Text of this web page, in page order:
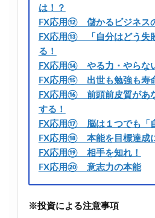
は！？
FX応用⑫ 儲かるビジネス
FX応用⑬ 「自分はどう失
る！
FX応用⑭ やる力・やらな
FX応用⑮ 出世も勉強も寿
FX応用⑯ 前頭前皮質があ
する！
FX応用⑰ 脳は１つでも「
FX応用⑱ 本能を目標達成
FX応用⑲ 相手を知れ！
FX応用⑳ 意志力の本能
※投資による注意事項